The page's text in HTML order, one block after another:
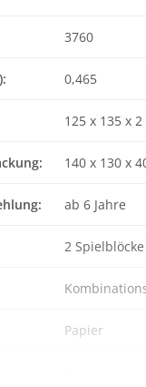
3760
0,465
125 x 135 x
140 x 130 x
ab 6 Jahre
2
Papier